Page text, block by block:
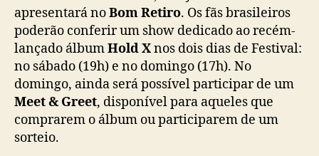
p
a
r
a
o
B
m
apresentará noBom Retiro. Os fãs brasileiros
poderão conferir um show dedicado ao recém-
lançado álbumHold Xnos dois dias de Festival:
no sábado (19h) e no domingo (17h). No
domingo, ainda será possível participar de um
Meet & Greet, disponível para aqueles que
comprarem o álbum ou participarem de um
sorteio.